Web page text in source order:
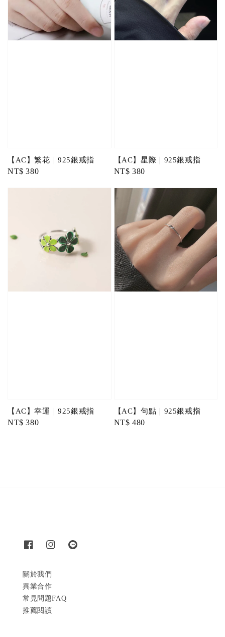
【AC】繁花｜925銀戒指
Regular
NT$ 380
【AC】星際｜925銀戒指
Regular
NT$ 380
【AC】幸運｜925銀戒指
Regular
NT$ 380
【AC】句點｜925銀戒指
Regular
NT$ 480
關於我們
異業合作
常見問題FAQ
推薦閱讀